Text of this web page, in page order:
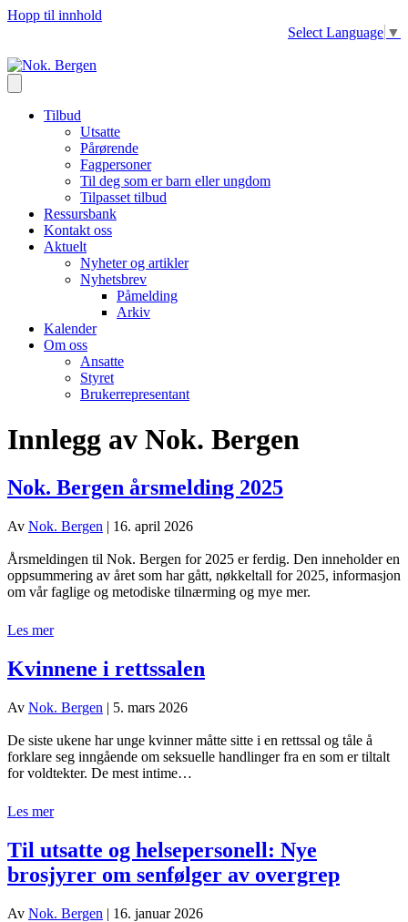
Hopp til innhold
Select Language ▼
Tilbud
Utsatte
Pårørende
Fagpersoner
Til deg som er barn eller ungdom
Tilpasset tilbud
Ressursbank
Kontakt oss
Aktuelt
Nyheter og artikler
Nyhetsbrev
Påmelding
Arkiv
Kalender
Om oss
Ansatte
Styret
Brukerrepresentant
Innlegg av Nok. Bergen
Nok. Bergen årsmelding 2025
Av Nok. Bergen | 16. april 2026
Årsmeldingen til Nok. Bergen for 2025 er ferdig. Den inneholder en
oppsummering av året som har gått, nøkkeltall for 2025, informasjon
om vår faglige og metodiske tilnærming og mye mer.
Les mer
Kvinnene i rettssalen
Av Nok. Bergen | 5. mars 2026
De siste ukene har unge kvinner måtte sitte i en rettssal og tåle å
forklare seg inngående om seksuelle handlinger fra en som er tiltalt
for voldtekter. De mest intime…
Les mer
Til utsatte og helsepersonell: Nye
brosjyrer om senfølger av overgrep
Av Nok. Bergen | 16. januar 2026